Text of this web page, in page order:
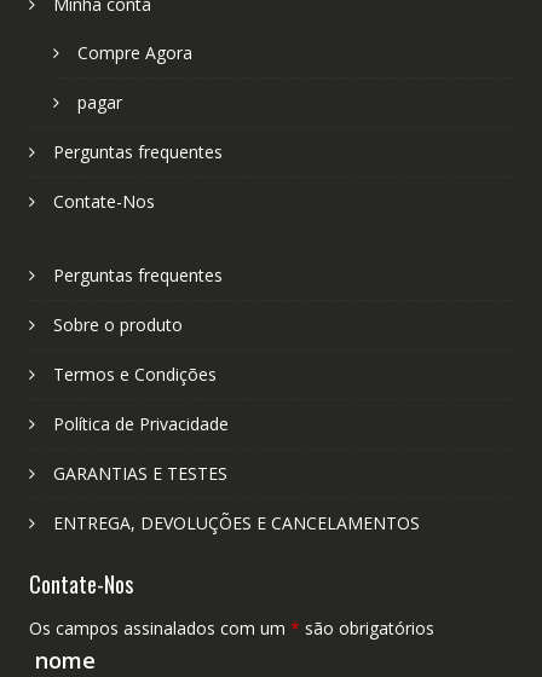
Compre Agora
pagar
Perguntas frequentes
Contate-Nos
Perguntas frequentes
Sobre o produto
Termos e Condições
Política de Privacidade
GARANTIAS E TESTES
ENTREGA, DEVOLUÇÕES E CANCELAMENTOS
Contate-Nos
Os campos assinalados com um * são obrigatórios
nome